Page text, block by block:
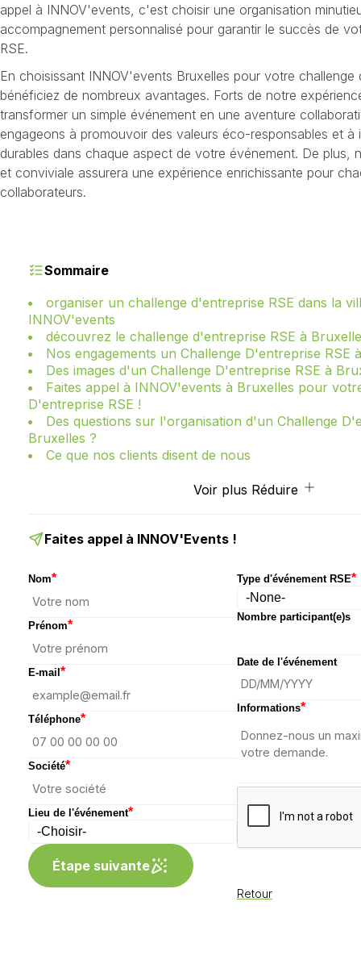
appel à INNOV'events, c'est choisir une organisation
accompagnement personnalisé pour garantir le succès de
RSE.
En choisissant INNOV'events Bruxelles pour votre challenge
bénéficiez de nombreux avantages. Forts de notre
transformer un simple événement en une aventure
engageons à promouvoir des valeurs éco-responsables et à
durables dans chaque aspect de votre événement. De plus,
et conviviale assurera une expérience enrichissante pour
collaborateurs.
Sommaire
organiser un challenge d'entreprise RSE dans la
INNOV'events
découvrez le challenge d'entreprise RSE à
Nos engagements un Challenge D'entreprise RSE
Des images d'un Challenge D'entreprise RSE à
Faites appel à INNOV'events à Bruxelles pour
D'entreprise RSE !
Des questions sur l'organisation d'un Challenge
Bruxelles ?
Ce que nos clients disent de nous
Voir plus Réduire
Faites appel à INNOV'Events !
Nom*
Prénom*
E-mail*
Téléphone*
Société*
Lieu de l'événement*
Étape suivante
Type d'événement RSE*
Nombre participant(e)s
Date de l'événement
Informations*
Retour